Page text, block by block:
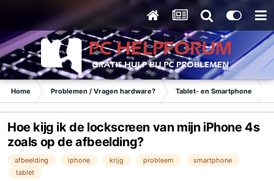
Home Problemen / Vragen hardware? Tablet- en Smartphone
Hoe kijg ik de lockscreen van mijn iPhone 4s
zoals op de afbeelding?
afbeelding iphone krijg probleem
smartphone
tablet